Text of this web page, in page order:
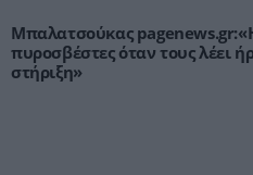
Μπαλατσούκας
πυροσβέστες όταν τους λέει
στήριξη»